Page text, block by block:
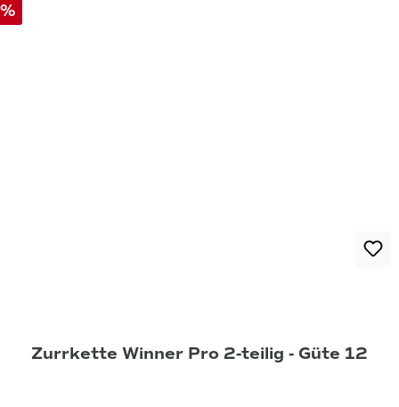
%
Zurrkette Winner Pro 2-teilig - Güte 12